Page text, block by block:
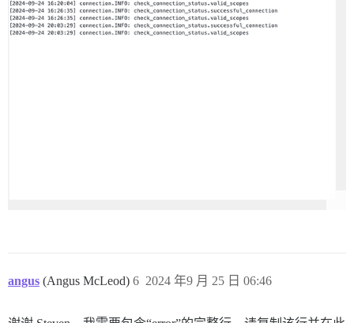
angus (Angus McLeod) 2024 年9 月 25 日 06:46
6